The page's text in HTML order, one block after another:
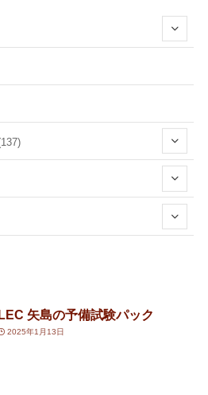
矢島の予備試験パック
2025年1月13日